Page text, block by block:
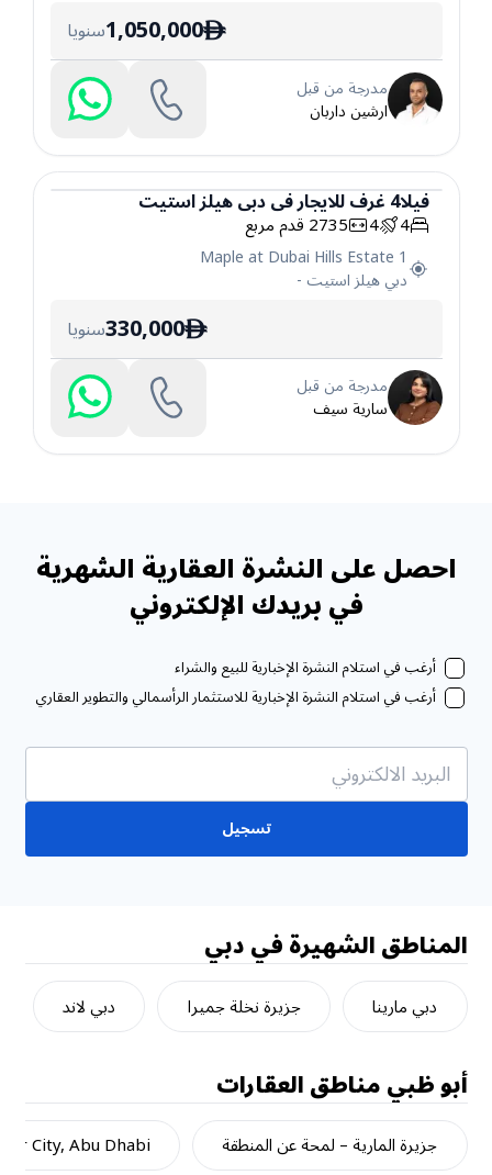
ê
1,050,000سنويا
مدرجة من قبل
ارشين داربان
فيلا
فيلا4غرفللايجارفيدبي هيلز استيت
4
4
2735قدم مربع
Maple at Dubai Hills Estate 1
دبي هيلز استيت -
ê
330,000سنويا
مدرجة من قبل
سارية سيف
احصل على النشرة العقارية الشهرية
في بريدك الإلكتروني
أرغب في استلام النشرة الإخبارية للبيع والشراء
أرغب في استلام النشرة الإخبارية للاستثمار الرأسمالي والتطوير العقاري
تسجيل
المناطق الشهيرة في دبي
دبي مارينا جزيرة نخلة جميرا دبي لاند
أبو ظبيمناطق العقارات
جزيرة المارية – لمحة عن المنطقة City, Abu Dhabi